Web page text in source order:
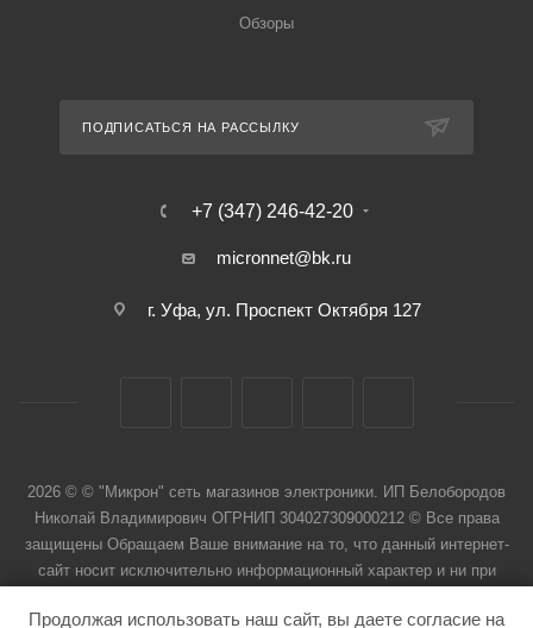
Обзоры
ПОДПИСАТЬСЯ НА РАССЫЛКУ
+7 (347) 246-42-20
micronnet@bk.ru
г. Уфа, ул. Проспект Октября 127
2026 © © "Микрон" сеть магазинов электроники. ИП Белобородов
Николай Владимирович ОГРНИП 304027309000212 © Все права
защищены Обращаем Ваше внимание на то, что данный интернет-
сайт носит исключительно информационный характер и ни при
Продолжая использовать наш сайт, вы даете согласие на